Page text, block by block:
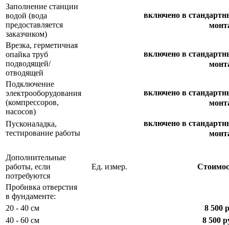
Заполнение станции
водой (вода
предоставляется
заказчиком)
включено в
Врезка, герметичная
опайка труб
подводящей/
отводящей
включено в
Подключение
электрооборудования
(компрессоров,
насосов)
включено в
Пусконаладка,
тестирование работы
включено в
Дополнительные
работы, если
потребуются
Ед. измер.
Пробивка отверстия
в фундаменте:
20 - 40 см
8 500
40 - 60 см
8 500